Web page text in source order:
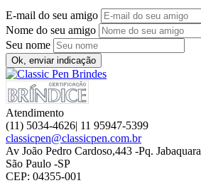
E-mail do seu amigo
Nome do seu amigo
Seu nome
Ok, enviar indicação
Atendimento
(11) 5034-4626| 11 95947-5399
classicpen@classicpen.com.br
Av João Pedro Cardoso,443 -Pq. Jabaquara
São Paulo -SP
CEP: 04355-001